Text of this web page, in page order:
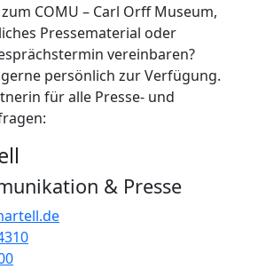
COMU – Carl Orff Museum,
Pressematerial oder
vereinbaren?
persönlich zur Verfügung.
für alle Presse- und
& Presse